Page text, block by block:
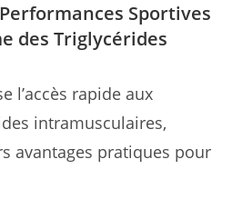
Sportives
des Triglycérides
l’accès rapide aux
intramusculaires,
avantages pratiques pour